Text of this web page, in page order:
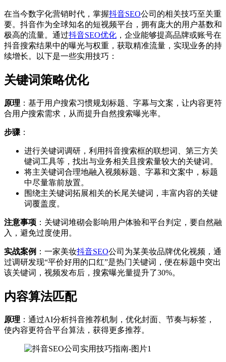
在当今数字化营销时代，掌握抖音SEO公司的相关技巧至关重
要。抖音作为全球知名的短视频平台，拥有庞大的用户基数和
极高的流量。通过抖音SEO优化 ，企业能够提高品牌或账号在
抖音搜索结果中的曝光与权重，获取精准流量，实现业务的持
续增长。以下是一些实用技巧：
关键词策略优化
原理 ：基于用户搜索习惯规划标题、字幕与文案，让内容更符
合用户搜索需求，从而提升自然搜索曝光率。
步骤 ：
进行关键词调研，利用抖音搜索框的联想词、第三方关
键词工具等，找出与业务相关且搜索量较大的关键词。
将主关键词合理地融入视频标题、字幕和文案中，标题
中尽量靠前放置。
围绕主关键词拓展相关的长尾关键词，丰富内容的关键
词覆盖度。
注意事项 ：关键词堆砌会影响用户体验和平台判定，要自然融
入，避免过度使用。
实战案例 ：一家美妆抖音SEO公司为某美妆品牌优化视频，通
过调研发现“平价好用的口红”是热门关键词，便在标题中突出
该关键词，视频发布后，搜索曝光量提升了30%。
内容算法匹配
原理 ：通过AI分析抖音推荐机制，优化封面、节奏与标签，
使内容更符合平台算法，获得更多推荐。